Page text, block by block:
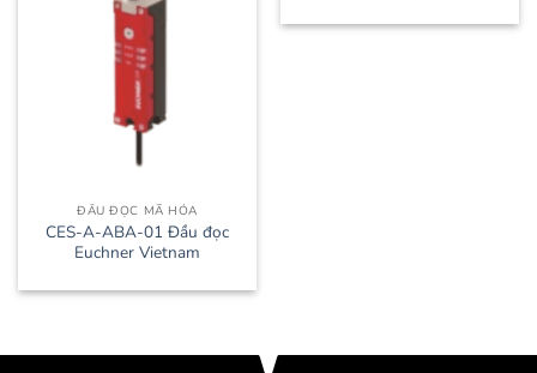
ĐẦU ĐỌC MÃ HÓA
CES-A-ABA-01 Đầu đọc
Euchner Vietnam